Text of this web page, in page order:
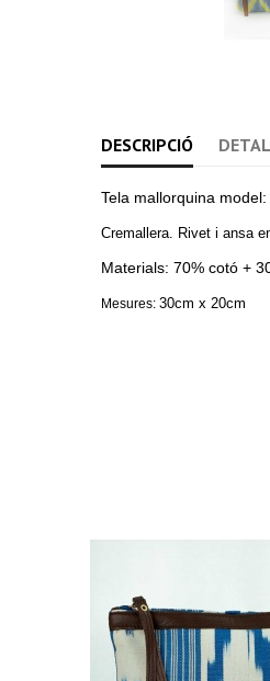
DESCRIPCIÓ
Tela mallorquina model:
Cremallera. Rivet i ansa
Materials: 70% cotó +
Mesures: 30cm x 20cm